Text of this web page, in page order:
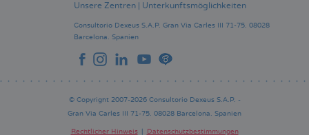
Unsere Zentren Unterkunftsmöglichkeiten
Consultorio Dexeus S.A.P. Gran Via Carles III 71-75. 08028
Barcelona. Spanien
© Copyright 2007-2026 Consultorio Dexeus S.A.P. -
Gran Via Carles III 71-75. 08028 Barcelona. Spanien
Rechtlicher Hinweis Datenschutzbestimmungen